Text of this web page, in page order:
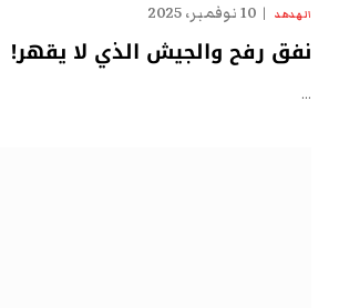
الهدهد 10 نوفمبر، 2025
نفق رفح والجيش الذي لا يقهر!
…